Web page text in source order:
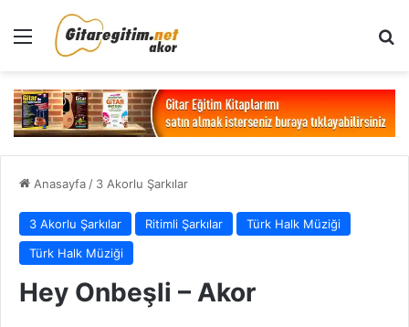
Menü
Anasayfa / 3 Akorlu Şarkılar
3 Akorlu Şarkılar Ritimli Şarkılar
Türk Halk Müziği
Türk Halk Müziği
Hey Onbeşli – Akor